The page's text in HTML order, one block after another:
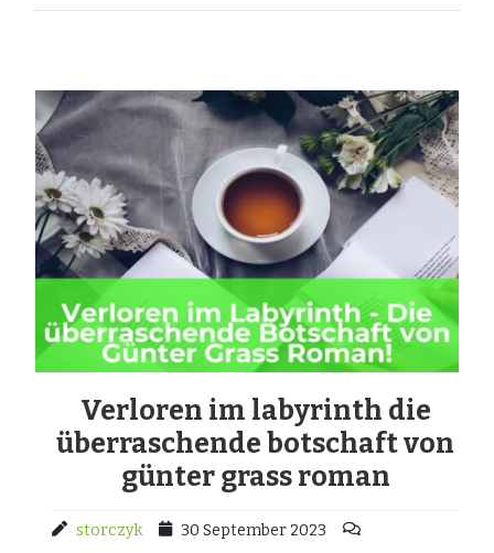
Verloren im labyrinth die
überraschende botschaft von
günter grass roman
storczyk 30 September 2023